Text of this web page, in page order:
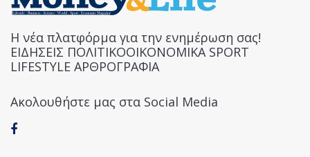
Η νέα πλατφόρμα για την ενημέρωση σας!
ΕΙΔΗΣΕΙΣ ΠΟΛΙΤΙΚΟΟΙΚΟΝΟΜΙΚΑ SPORT
LIFESTYLE ΑΡΘΡΟΓΡΑΦΙΑ
Ακολουθήστε μας στα Social Media